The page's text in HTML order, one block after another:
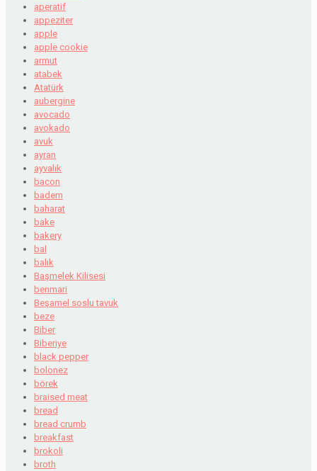
aperatif
appeziter
apple
apple cookie
armut
atabek
Atatürk
aubergine
avocado
avokado
avuk
ayran
ayvalık
bacon
badem
baharat
bake
bakery
bal
balık
Başmelek Kilisesi
benmari
Beşamel soslu tavuk
beze
Biber
Biberiye
black pepper
bolonez
börek
braised meat
bread
bread crumb
breakfast
brokoli
broth